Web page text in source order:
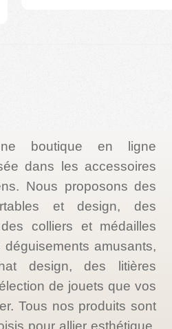
boutique en ligne
dans les accessoires
Nous proposons des
et design, des
colliers et médailles
amusants,
design, des litières
de jouets que vos
Tous nos produits sont
pour allier esthétique,